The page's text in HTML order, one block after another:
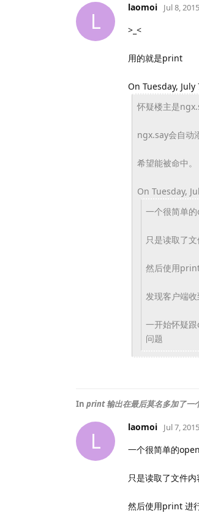
L
laomoi Jul 8, 2015
>_<
用的就是print
On Tuesday,
怀疑楼主是
ngx.say会自动
希望能被命中。
On Tuesday,
一个很简单
只是读取了
然后使用
发现客户端
一开始怀疑
问题
In print 输出在最后莫名多加了一
L
laomoi Jul 7, 2015
一个很简单的
只是读取了文件
然后使用print 进